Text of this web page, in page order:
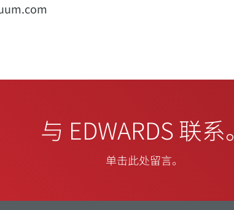
与 EDWARDS 联系。
单击此处留言。